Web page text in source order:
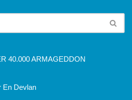
40.000 ARMAGEDDON
En Devlan